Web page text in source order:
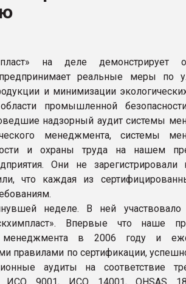
на деле демонстрирует
реальные меры по
и минимизации
промышленной
надзорный аудит системы
менеджмента, системы
и охраны труда на нашем
Они не зарегистрировали
что каждая из
неделе. В ней
Впервые что наше
менеджмента в 2006 году и
правилами по сертификации,
аудиты на соответствие